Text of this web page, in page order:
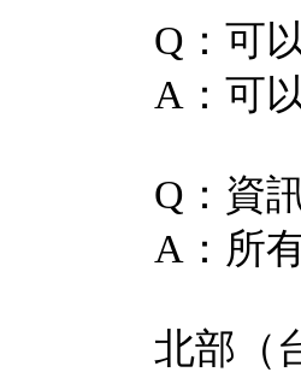
Q：可
A：可
Q：資
A：所
北部（